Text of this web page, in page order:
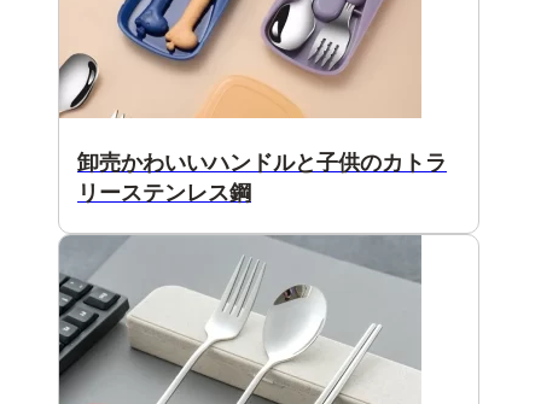
卸売かわいいハンドルと子供のカトラ
リーステンレス鋼